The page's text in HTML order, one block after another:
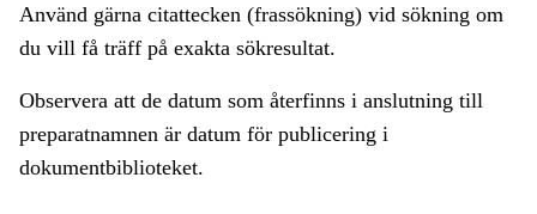
Använd gärna citattecken (frassökning) vid sökning om
du vill få träff på exakta sökresultat.
Observera att de datum som återfinns i anslutning till
preparatnamnen är datum för publicering i
dokumentbiblioteket.